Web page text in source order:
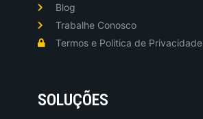
Blog
Trabalhe Conosco
Termos e Politica de Privacidade
SOLUÇÕES